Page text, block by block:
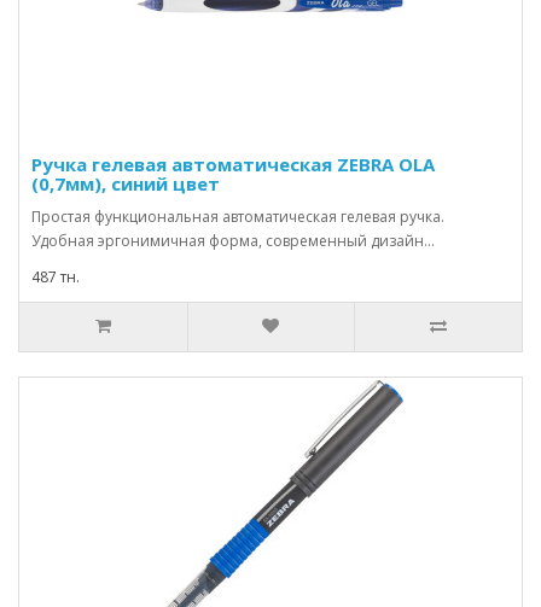
Ручка гелевая автоматическая ZEBRA OLA
(0,7мм), синий цвет
Простая функциональная автоматическая гелевая ручка.
Удобная эргонимичная форма, современный дизайн...
487 тн.